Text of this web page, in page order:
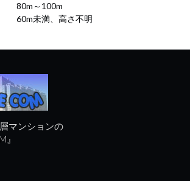
80m～100m
60m未満、高さ不明
マンションの
』